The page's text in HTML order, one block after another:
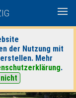
der Nutzung mit
Mehr
.